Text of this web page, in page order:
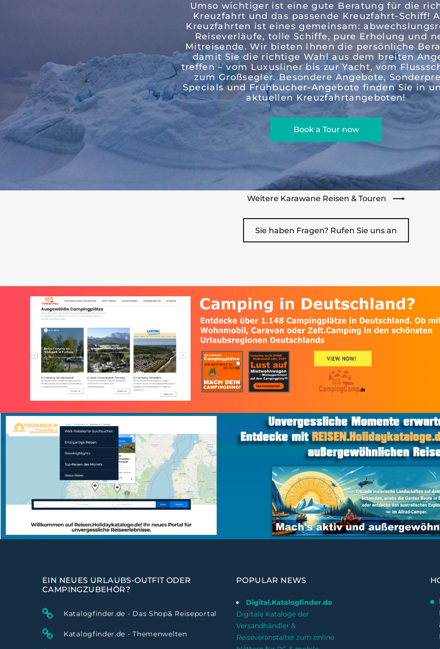
Umso wichtiger ist eine gute Beratung für die
Kreuzfahrt und das passende Kreuzfahrt-Schiff!
Kreuzfahrten ist eines gemeinsam:
Reiseverläufe, tolle Schiffe, pure Erholung und
Mitreisende. Wir bieten Ihnen die persönliche
damit Sie die richtige Wahl aus dem breiten
treffen – vom Luxusliner bis zur Yacht, vom
zum Großsegler. Besondere Angebote,
Specials und Frühbucher-Angebote finden Sie in
aktuellen Kreuzfahrtangeboten!
Book a Tour now
Weitere Karawane Reisen & Touren
Sie haben Fragen? Rufen Sie uns an
EIN NEUES URLAUBS-OUTFIT ODER
CAMPINGZUBEHÖR?
Katalogfinder.de - Das Shop& Reiseportal
Katalogfinder.de - Themenwelten
POPULAR NEWS
Digital.Katalogfinder.de
Digitale Kataloge der
Versandhändler &
Reiseveranstalter zum online